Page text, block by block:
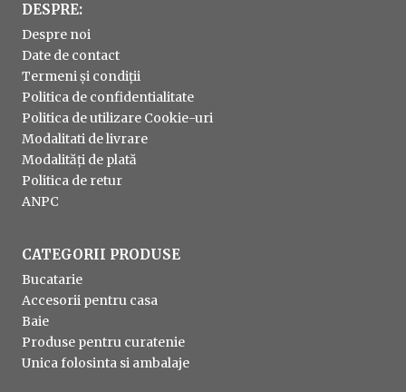
DESPRE:
Despre noi
Date de contact
Termeni și condiții
Politica de confidentialitate
Politica de utilizare Cookie-uri
Modalitati de livrare
Modalități de plată
Politica de retur
ANPC
CATEGORII PRODUSE
Bucatarie
Accesorii pentru casa
Baie
Produse pentru curatenie
Unica folosinta si ambalaje